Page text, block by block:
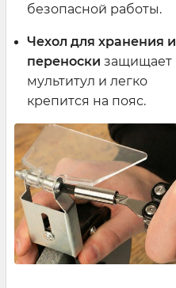
безопасной работы.
Чехол для хранения и
переноски защищает
мультитул и легко
крепится на пояс.